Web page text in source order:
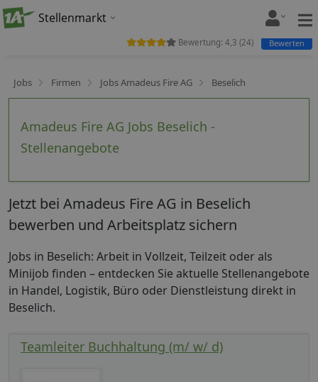
Stellenmarkt
Jobs Firmen Jobs Amadeus Fire AG Beselich
Amadeus Fire AG Jobs Beselich -
Stellenangebote
Bewertung: 4,3 (24) Bewerten
Jetzt bei Amadeus Fire AG in Beselich
bewerben und Arbeitsplatz sichern
Jobs in Beselich: Arbeit in Vollzeit, Teilzeit oder als
Minijob finden – entdecken Sie aktuelle Stellenangebote
in Handel, Logistik, Büro oder Dienstleistung direkt in
Beselich.
Teamleiter Buchhaltung (m/ w/ d)